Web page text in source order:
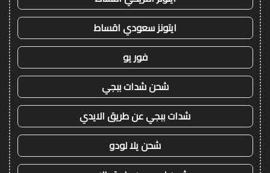
ايتونز سعودي اقساط
فور يو
شحن شدات ببجي
شدات ببجي عن طريق الايدي
شحن يلا لودو